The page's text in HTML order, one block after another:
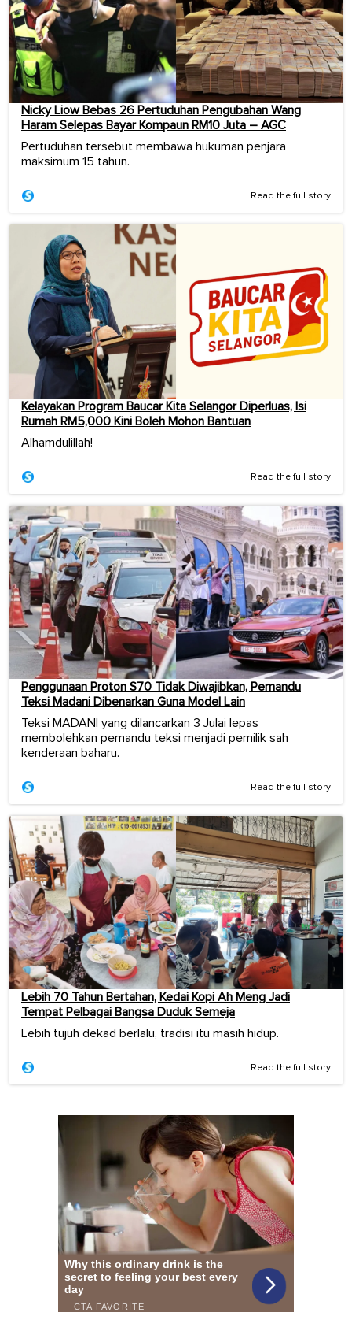
Nicky Liow Bebas 26 Pertuduhan Pengubahan Wang
Haram Selepas Bayar Kompaun RM10 Juta – AGC
Pertuduhan tersebut membawa hukuman penjara
maksimum 15 tahun.
Read the full story
Kelayakan Program Baucar Kita Selangor Diperluas, Isi
Rumah RM5,000 Kini Boleh Mohon Bantuan
Alhamdulillah!
Read the full story
Penggunaan Proton S70 Tidak Diwajibkan, Pemandu
Teksi Madani Dibenarkan Guna Model Lain
Teksi MADANI yang dilancarkan 3 Julai lepas
membolehkan pemandu teksi menjadi pemilik sah
kenderaan baharu.
Read the full story
Lebih 70 Tahun Bertahan, Kedai Kopi Ah Meng Jadi
Tempat Pelbagai Bangsa Duduk Semeja
Lebih tujuh dekad berlalu, tradisi itu masih hidup.
Read the full story